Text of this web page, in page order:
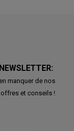
manquer de nos
et conseils !